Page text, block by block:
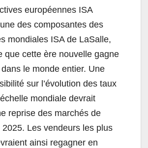
européennes ISA
des composantes des
mondiales ISA de LaSalle,
que cette ère nouvelle gagne
dans le monde entier. Une
sur l’évolution des taux
mondiale devrait
reprise des marchés de
Les vendeurs les plus
ainsi regagner en